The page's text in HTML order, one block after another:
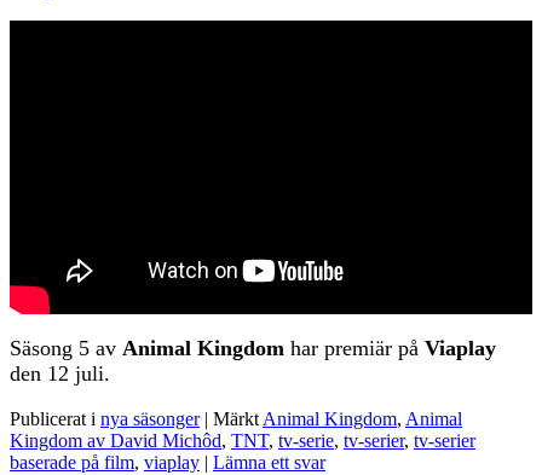
Säsong 5 av Animal Kingdom har premiär på Viaplay
den 12 juli.
Publicerat i nya säsonger | MärktAnimal Kingdom, Animal
Kingdom av David Michôd, TNT, tv-serie, tv-serier, tv-serier
baserade på film, viaplay | Lämna ett svar